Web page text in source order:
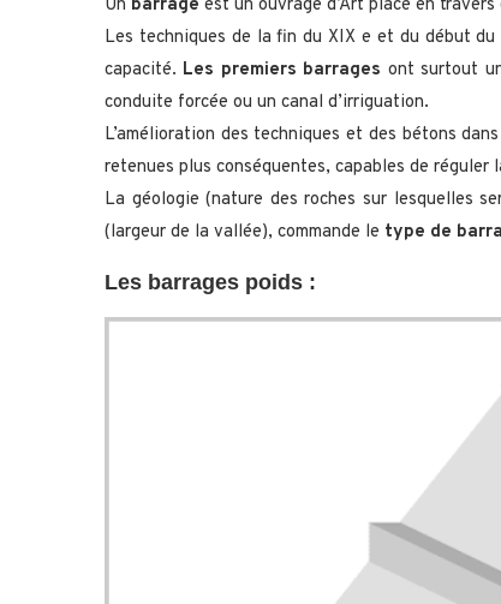
Un barrage est un ouvrage d’Art placé en
Les techniques de la fin du XIX e et du début
capacité. Les premiers barrages ont surtout
conduite forcée ou un canal d’irriguation.
L’amélioration des techniques et des bétons
retenues plus conséquentes, capables de
La géologie (nature des roches sur lesquelles
(largeur de la vallée), commande le type de
Les barrages poids :